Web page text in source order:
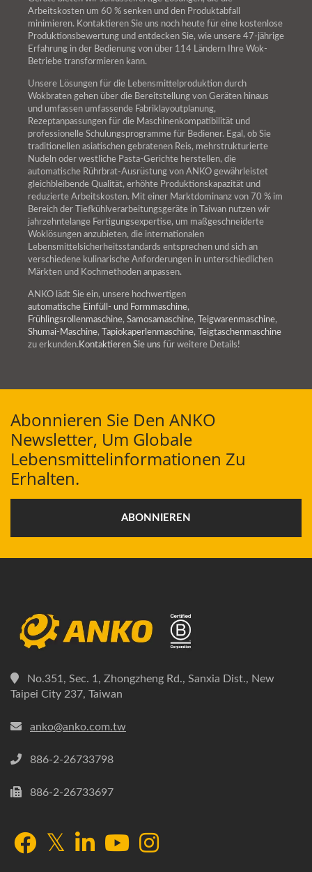
Arbeitskosten um 60 % senken und den Produktabfall
minimieren. Kontaktieren Sie uns noch heute für eine kostenlose
Produktionsbewertung und entdecken Sie, wie unsere 47-jährige
Erfahrung in der Bedienung von über 114 Ländern Ihre Wok-
Betriebe transformieren kann.
Unsere Lösungen für die Lebensmittelproduktion durch
Wokbraten gehen über die Bereitstellung von Geräten hinaus
und umfassen umfassende Fabriklayoutplanung,
Rezeptanpassungen für die Maschinenkompatibilität und
professionelle Schulungsprogramme für Bediener. Egal, ob Sie
traditionellen asiatischen gebratenen Reis, mehrstrukturierte
Nudeln oder westliche Pasta-Gerichte herstellen, die
automatische Rührbrat-Ausrüstung von ANKO gewährleistet
gleichbleibende Qualität, erhöhte Produktionskapazität und
reduzierte Arbeitskosten. Mit einer Marktdominanz von 70 % im
Bereich der Tiefkühlverarbeitungsgeräte in Taiwan nutzen wir
jahrzehntelange Fertigungsexpertise, um maßgeschneiderte
Woklösungen anzubieten, die internationalen
Lebensmittelsicherheitsstandards entsprechen und sich an
verschiedene kulinarische Anforderungen in unterschiedlichen
Märkten und Kochmethoden anpassen.
ANKO lädt Sie ein, unsere hochwertigen
automatische Einfüll- und Formmaschine,
Frühlingsrollenmaschine, Samosamaschine, Teigwarenmaschine,
Shumai-Maschine, Tapiokaperlenmaschine,
Teigtaschenmaschine
zu erkunden.Kontaktieren Sie uns für weitere Details!
Abonnieren Sie Den ANKO
Newsletter, Um Globale
Lebensmittelinformationen Zu
Erhalten.
ABONNIEREN
No.351, Sec. 1, Zhongzheng Rd., Sanxia Dist., New
Taipei City 237, Taiwan
anko@anko.com.tw
886-2-26733798
886-2-26733697